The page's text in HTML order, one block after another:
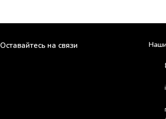
Оставайтесь на связи